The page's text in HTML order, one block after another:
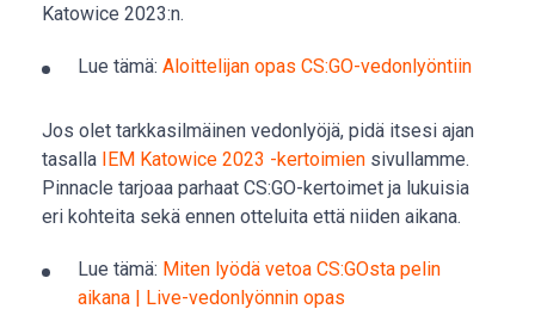
Katowice 2023:n.
Lue tämä: Aloittelijan opas CS:GO-vedonlyöntiin
Jos olet tarkkasilmäinen vedonlyöjä, pidä itsesi ajan
tasalla IEM Katowice 2023 -kertoimien sivullamme.
Pinnacle tarjoaa parhaat CS:GO-kertoimet ja lukuisia
eri kohteita sekä ennen otteluita että niiden aikana.
Lue tämä: Miten lyödä vetoa CS:GOsta pelin
aikana | Live-vedonlyönnin opas